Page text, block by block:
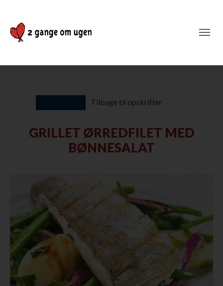
Tilbage til opskrifter
GRILLET ØRREDFILET MED
BØNNESALAT